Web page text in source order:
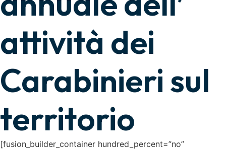
attività dei
Carabinieri sul
territorio
[fusion_builder_container hundred_percent=”no”